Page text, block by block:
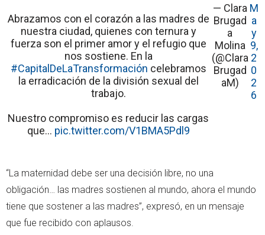
Abrazamos con el corazón a las madres de
nuestra ciudad, quienes con ternura y
fuerza son el primer amor y el refugio que
nos sostiene. En la
#CapitalDeLaTransformación celebramos
la erradicación de la división sexual del
trabajo.
Nuestro compromiso es reducir las cargas
que… pic.twitter.com/V1BMA5Pdl9
— Clara
Brugad
a
Molina
(@Clara
Brugad
aM)
M
a
y
9,
2
0
2
6
“La maternidad debe ser una decisión libre, no una
obligación… las madres sostienen al mundo, ahora el mundo
tiene que sostener a las madres”, expresó, en un mensaje
que fue recibido con aplausos.